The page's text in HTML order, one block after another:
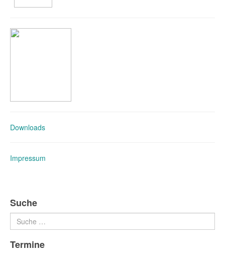
Downloads
Impressum
Suche
Suchen
Termine